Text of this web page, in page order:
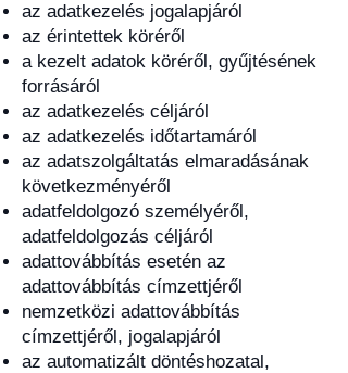
az adatkezelés jogalapjáról
az érintettek köréről
a kezelt adatok köréről, gyűjtésének
forrásáról
az adatkezelés céljáról
az adatkezelés időtartamáról
az adatszolgáltatás elmaradásának
következményéről
adatfeldolgozó személyéről,
adatfeldolgozás céljáról
adattovábbítás esetén az
adattovábbítás címzettjéről
nemzetközi adattovábbítás
címzettjéről, jogalapjáról
az automatizált döntéshozatal,